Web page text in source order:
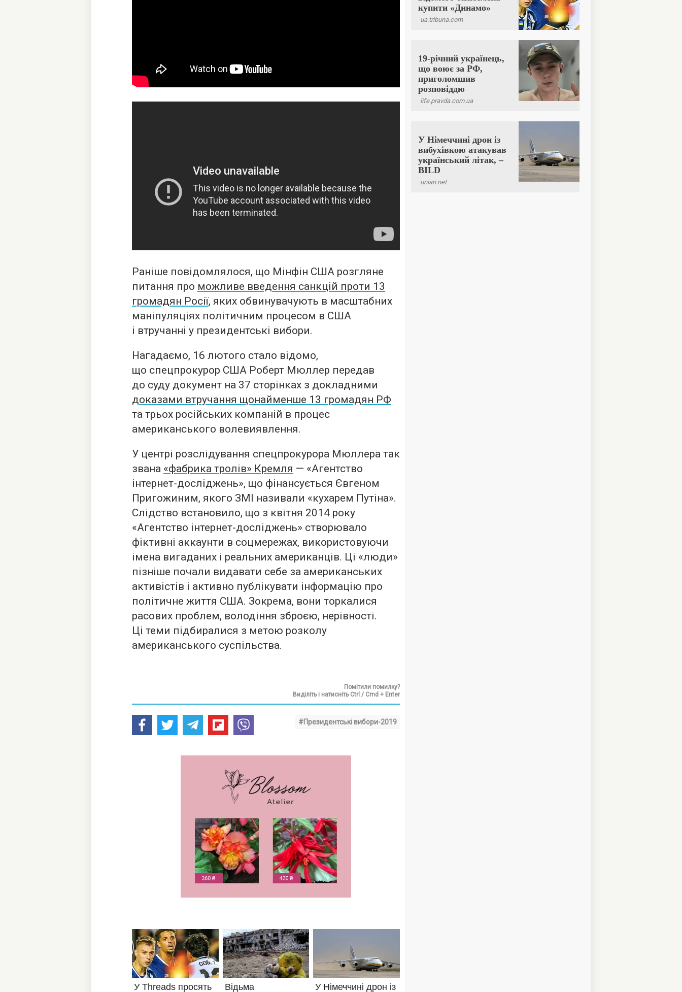
Раніше повідомлялося, що Мінфін США розгляне
питання про можливе введення санкцій проти 13
громадян Росії, яких обвинувачують в масштабних
маніпуляціях політичним процесом в США
і втручанні у президентські вибори.
Нагадаємо, 16 лютого стало відомо,
що спецпрокурор США Роберт Мюллер передав
до суду документ на 37 сторінках з докладними
доказами втручання щонайменше 13 громадян РФ
та трьох російських компаній в процес
американського волевиявлення.
У центрі розслідування спецпрокурора Мюллера так
звана «фабрика тролів» Кремля — «Агентство
інтернет-досліджень», що фінансується Євгеном
Пригожиним, якого ЗМІ називали «кухарем Путіна».
Слідство встановило, що з квітня 2014 року
«Агентство інтернет-досліджень» створювало
фіктивні аккаунти в соцмережах, використовуючи
імена вигаданих і реальних американців. Ці «люди»
пізніше почали видавати себе за американських
активістів і активно публікувати інформацію про
політичне життя США. Зокрема, вони торкалися
расових проблем, володіння зброєю, нерівності.
Ці теми підбиралися з метою розколу
американського суспільства.
Помітили помилку?
Виділіть і натисніть Ctrl / Cmd + Enter
#Президентські вибори-2019